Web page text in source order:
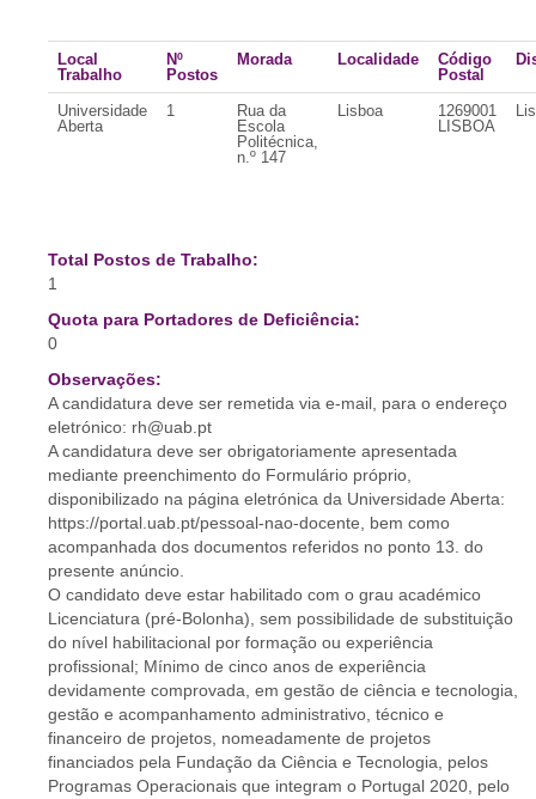
Local
Trabalho
Nº
Postos
Morada Localidade
Código
Postal
Universidade
Aberta
1
Rua da
Escola
Politécnica,
n.º 147
Lisboa
1269001
LISBOA
Total Postos de Trabalho:
1
Quota para Portadores de Deficiência:
0
Observações:
A candidatura deve ser remetida via e-mail, para o endereço
eletrónico: rh@uab.pt
A candidatura deve ser obrigatoriamente apresentada
mediante preenchimento do Formulário próprio,
disponibilizado na página eletrónica da Universidade Aberta:
https://portal.uab.pt/pessoal-nao-docente, bem como
acompanhada dos documentos referidos no ponto 13. do
presente anúncio.
O candidato deve estar habilitado com o grau académico
Licenciatura (pré-Bolonha), sem possibilidade de substituição
do nível habilitacional por formação ou experiência
profissional; Mínimo de cinco anos de experiência
devidamente comprovada, em gestão de ciência e tecnologia,
gestão e acompanhamento administrativo, técnico e
financeiro de projetos, nomeadamente de projetos
financiados pela Fundação da Ciência e Tecnologia, pelos
Programas Operacionais que integram o Portugal 2020, pelo